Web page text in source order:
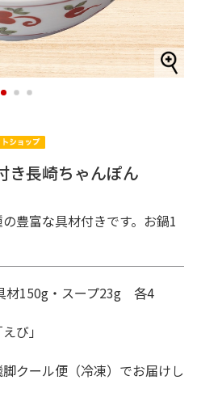
1 2 3
き長崎ちゃんぽん
豊富な具材付きです。お鍋1
材150g・スープ23g 各4
えび」
クール便（冷凍）でお届けし